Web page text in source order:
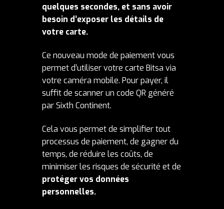
quelques secondes, et sans avoir
besoin d’exposer les détails de
votre carte.
Ce nouveau mode de paiement vous
permet d’utiliser votre carte Bitsa via
votre caméra mobile. Pour payer, il
suffit de scanner un code QR généré
par Sixth Continent.
Cela vous permet de simplifier tout
processus de paiement, de gagner du
temps, de réduire les coûts, de
minimiser les risques de sécurité et de
protéger vos données
personnelles.